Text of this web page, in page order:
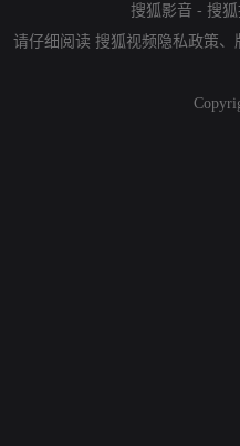
搜狐影音 - 搜
请仔细阅读 搜狐视频隐私政策、